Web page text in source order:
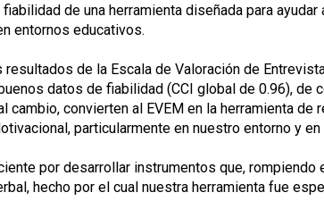
de una herramienta diseñada para
entornos educativos.
de la Escala de Valoración de
datos de fiabilidad (CCI global de 0.96), de
convierten al EVEM en la herramienta
particularmente en nuestro entorno y en
por desarrollar instrumentos que,
hecho por el cual nuestra herramienta fue